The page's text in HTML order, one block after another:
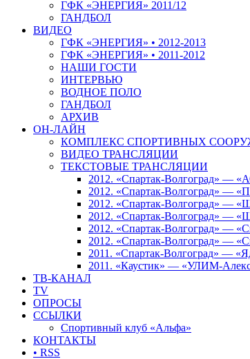
ГФК «ЭНЕРГИЯ» 2011/12
ГАНДБОЛ
ВИДЕО
ГФК «ЭНЕРГИЯ» • 2012-2013
ГФК «ЭНЕРГИЯ» • 2011-2012
НАШИ ГОСТИ
ИНТЕРВЬЮ
ВОДНОЕ ПОЛО
ГАНДБОЛ
АРХИВ
ОН-ЛАЙН
КОМПЛЕКС СПОРТИВНЫХ
ВИДЕО ТРАНСЛЯЦИИ
ТЕКСТОВЫЕ ТРАНСЛЯЦИИ
2012. «Спартак-Волгоград» —
2012. «Спартак-Волгоград» —
2012. «Спартак-Волгоград» —
2012. «Спартак-Волгоград» —
2012. «Спартак-Волгоград» —
2012. «Спартак-Волгоград» —
2011. «Спартак-Волгоград» —
2011. «Каустик» — «УЛИМ-
ТВ-КАНАЛ
TV
ОПРОСЫ
ССЫЛКИ
Спортивный клуб «Альфа»
КОНТАКТЫ
• RSS